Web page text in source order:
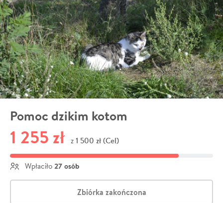
Pomoc dzikim kotom
1 255 zł z 1 500 zł (Cel)
Wpłaciło 27 osób
Zbiórka zakończona